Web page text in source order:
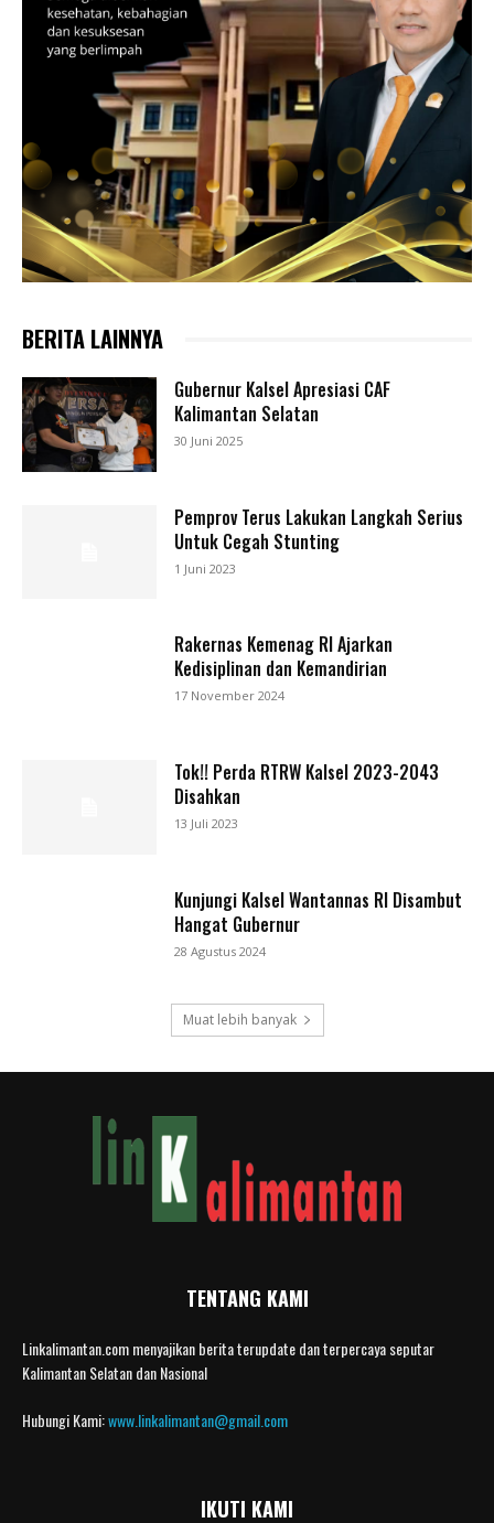
BERITA LAINNYA
Gubernur Kalsel Apresiasi CAF
Kalimantan Selatan
30 Juni 2025
Pemprov Terus Lakukan Langkah Serius
Untuk Cegah Stunting
1 Juni 2023
Rakernas Kemenag RI Ajarkan
Kedisiplinan dan Kemandirian
17 November 2024
Tok!! Perda RTRW Kalsel 2023-2043
Disahkan
13 Juli 2023
Kunjungi Kalsel Wantannas RI Disambut
Hangat Gubernur
28 Agustus 2024
Muat lebih banyak
TENTANG KAMI
Linkalimantan.com menyajikan berita terupdate dan terpercaya seputar
Kalimantan Selatan dan Nasional
Hubungi Kami:www.linkalimantan@gmail.com
IKUTI KAMI